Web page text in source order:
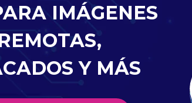
IMÁGENES
Y MÁS